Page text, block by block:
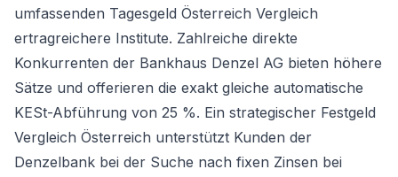
umfassenden Tagesgeld Österreich Vergleich
ertragreichere Institute. Zahlreiche direkte
Konkurrenten der Bankhaus Denzel AG bieten höhere
Sätze und offerieren die exakt gleiche automatische
KESt-Abführung von 25 %. Ein strategischer Festgeld
Vergleich Österreich unterstützt Kunden der
Denzelbank bei der Suche nach fixen Zinsen bei